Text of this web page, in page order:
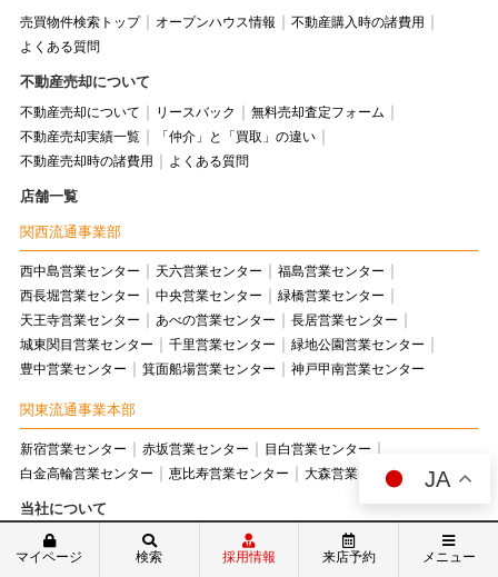
売買物件検索トップ オープンハウス情報
不動産購入時の諸費用
よくある質問
不動産売却について
不動産売却について リースバック
無料売却査定フォーム
不動産売却実績一覧
「仲介」と「買取」の違い
不動産売却時の諸費用
よくある質問
店舗一覧
関西流通事業部
西中島営業センター 天六営業センター
福島営業センター
西長堀営業センター
中央営業センター
緑橋営業センター
天王寺営業センター
あべの営業センター
長居営業センター
城東関目営業センター
千里営業センター
緑地公園営業センター
豊中営業センター
箕面船場営業センター 神戸甲南営業センター
関東流通事業本部
新宿営業センター 赤坂営業センター
目白営業センター
白金高輪営業センター
恵比寿営業センター 大森営業センター
当社について
トップページ ニュース 特典とサービスについて
WEBチラシ
お客様の声
スタッフ紹介 スタッフブログ 会社情報 店舗紹介
マイページ 検索 採用情報 来店予約 メニュー
JA